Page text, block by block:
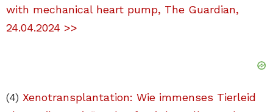
with mechanical heart pump, The Guardian,
24.04.2024 >>
(4) Xenotransplantation: Wie immenses Tierleid